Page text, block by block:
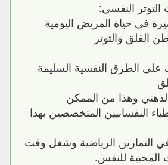
التوتر النفسي:
في حياة المريض اليومية
القلق والتوتر
على الطرق النفسية السليمة
وهذا من الممكن
النفسانيين المتخصصين بهذا
التمارين الرياضية وشغل وقت
المحببة للنفس.